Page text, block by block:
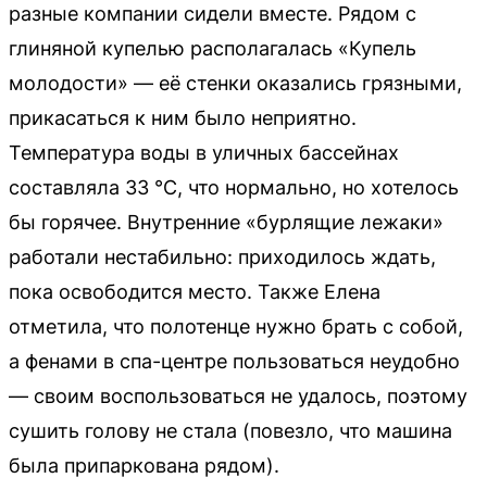
разные компании сидели вместе. Рядом с
глиняной купелью располагалась «Купель
молодости» — её стенки оказались грязными,
прикасаться к ним было неприятно.
Температура воды в уличных бассейнах
составляла 33 °C, что нормально, но хотелось
бы горячее. Внутренние «бурлящие лежаки»
работали нестабильно: приходилось ждать,
пока освободится место. Также Елена
отметила, что полотенце нужно брать с собой,
а фенами в спа-центре пользоваться неудобно
— своим воспользоваться не удалось, поэтому
сушить голову не стала (повезло, что машина
была припаркована рядом).